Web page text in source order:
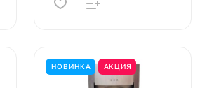
НОВИНКА АКЦИЯ